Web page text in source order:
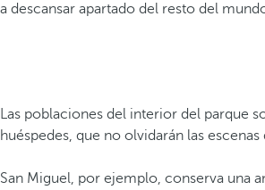
a descansar apartado del resto del
Las poblaciones del interior del parque
huéspedes, que no olvidarán las
San Miguel, por ejemplo, conserva una